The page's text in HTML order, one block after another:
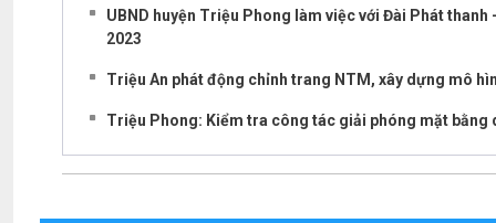
UBND huyện Triệu Phong làm việc với Đài Phát
2023
Triệu An phát động chỉnh trang NTM, xây dựng mô
Triệu Phong: Kiểm tra công tác giải phóng mặt bằng